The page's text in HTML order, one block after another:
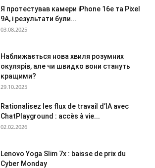
Я протестував камери iPhone 16e та Pixel
9A, і результати були...
03.08.2025
Наближається нова хвиля розумних
окулярів, але чи швидко вони стануть
кращими?
29.10.2025
Rationalisez les flux de travail d’IA avec
ChatPlayground : accès à vie...
02.02.2026
Lenovo Yoga Slim 7x : baisse de prix du
Cyber Monday